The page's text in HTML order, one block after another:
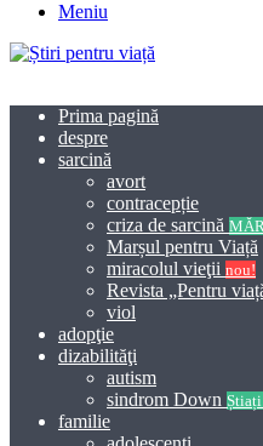
Meniu
Prima pagină
despre
sarcină
avort
contracepție
criza de sarcină
Marșul pentru Viață
miracolul vieţii nou!
Revista „Pentru
viol
adopţie
dizabilităţi
autism
sindrom Down Știați
familie